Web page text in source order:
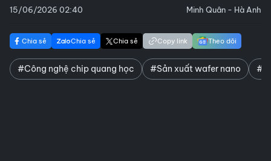
15/06/2026 02:40 Minh Quân - Hà Anh
Chia sẻ Chia sẻ Chia sẻ Copy link Theo dõi
#Công nghệ chip quang học #Sản xuất wafer nano